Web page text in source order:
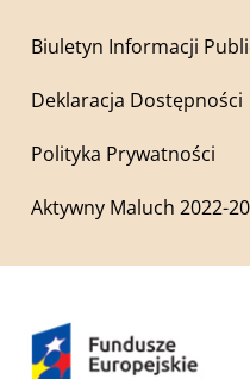
Biuletyn Informacji
Deklaracja Dostępności
Polityka Prywatności
Aktywny Maluch 2022-